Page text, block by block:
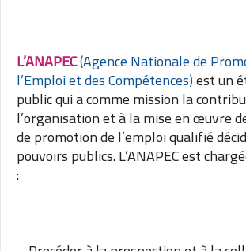
L’ANAPEC(Agence Nationale de
l’Emploi et des Compétences)est un
public qui a comme mission la
l’organisation et à la mise en œuvre
de promotion de l’emploi qualifié
pouvoirs publics. L’ANAPEC est
: